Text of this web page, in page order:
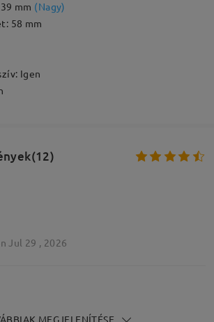
mm (Nagy)
58 mm
Igen
Jul 29 , 2026
MEGJELENÍTÉSE